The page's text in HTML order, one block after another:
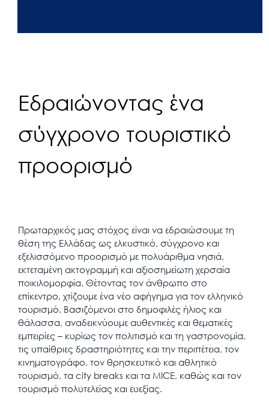
Εδραιώνοντας ένα
σύγχρονο τουριστικό
προορισμό
Πρωταρχικός μας στόχος είναι να εδραιώσουμε τη
θέση της Ελλάδας ως ελκυστικό, σύγχρονο και
εξελισσόμενο προορισμό με πολυάριθμα νησιά,
εκτεταμένη ακτογραμμή και αξιοσημείωτη χερσαία
ποικιλομορφία. Θέτοντας τον άνθρωπο στο
επίκεντρο, χτίζουμε ένα νέο αφήγημα για τον ελληνικό
τουρισμό. Βασιζόμενοι στο δημοφιλές ήλιος και
θάλασσα, αναδεικνύουμε αυθεντικές και θεματικές
εμπειρίες – κυρίως τον πολιτισμό και τη γαστρονομία,
τις υπαίθριες δραστηριότητες και την περιπέτεια, τον
κινηματογράφο, τον θρησκευτικό και αθλητικό
τουρισμό, τα city breaks και τα MICE, καθώς και τον
τουρισμό πολυτελείας και ευεξίας.